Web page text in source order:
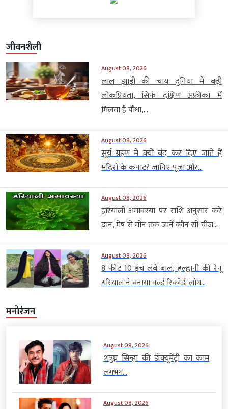
जीवनशैली
August 08, 2026
लाल झाड़ी की चाय दुनिया में बढ़ी
लोकप्रियता, सिर्फ दक्षिण अफ्रीका में
मिलता है पौधा,...
August 08, 2026
सूर्य ग्रहण में क्यों बंद कर दिए जाते हैं
मंदिरों के कपाट? जानिए पूजा और...
August 08, 2026
हरियाली अमावस्या पर राशि अनुसार करें
दान, मेष से मीन तक जानें कौन सी चीज...
August 08, 2026
8 फीट 10 इंच लंबे बाल, हल्द्वानी की रेनू
धरियाल ने बनाया वर्ल्ड रिकॉर्ड; लोग...
मनोरंजन
August 08, 2026
शत्रुघ्न सिन्हा की डॉक्यूमेंट्री का काम
लगभग...
August 08, 2026